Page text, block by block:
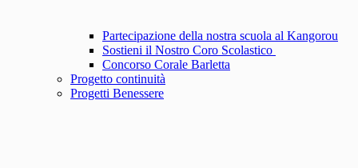
Partecipazione della nostra scuola al Kangorou
Sostieni il Nostro Coro Scolastico
Concorso Corale Barletta
Progetto continuità
Progetti Benessere